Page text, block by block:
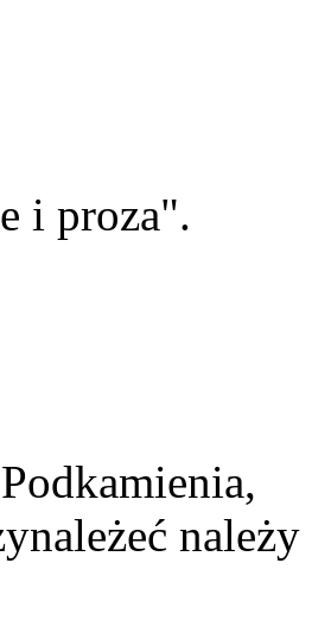
i proza".
należy